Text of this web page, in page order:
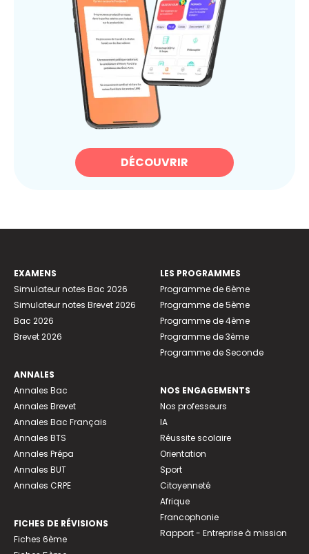
DÉCOUVRIR
EXAMENS
Simulateur notes Bac 2026
Simulateur notes Brevet 2026
Bac 2026
Brevet 2026
ANNALES
Annales Bac
Annales Brevet
Annales Bac Français
Annales BTS
Annales Prépa
Annales BUT
Annales CRPE
FICHES DE RÉVISIONS
Fiches 6ème
LES PROGRAMMES
Programme de 6ème
Programme de 5ème
Programme de 4ème
Programme de 3ème
Programme de Seconde
NOS ENGAGEMENTS
Nos professeurs
IA
Réussite scolaire
Orientation
Sport
Citoyenneté
Afrique
Francophonie
Rapport - Entreprise à mission